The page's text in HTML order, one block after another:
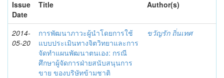
Issue
Date
Title Author(s)
2014-
05-20
การพัฒนาภาวะผู้นำโดยการใช้
แบบประเมินทางจิตวิทยาและการ
จัดทำแผนพัฒนาตนเอง: กรณี
ศึกษาผู้จัดการฝ่ายสนับสนุนการ
ขาย ของบริษัทข้ามชาติ
ขวัญรัก ถิ่นเทศ